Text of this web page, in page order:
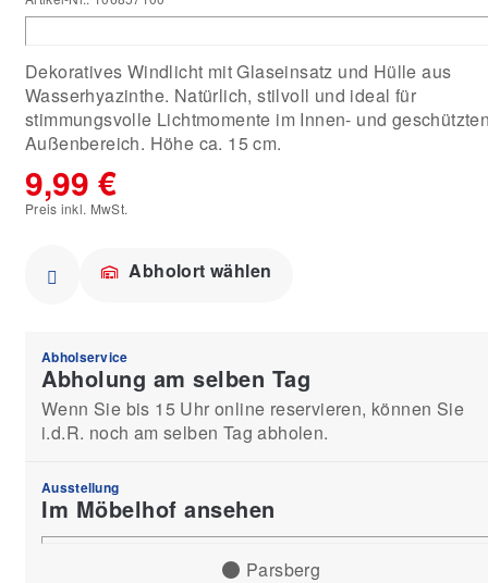
Dekoratives Windlicht mit Glaseinsatz und Hülle aus
Wasserhyazinthe. Natürlich, stilvoll und ideal für
stimmungsvolle Lichtmomente im Innen- und
Außenbereich. Höhe ca. 15 cm.
9,99 €
Preis inkl. MwSt.
Abholort wählen
Abholservice
Abholung am selben Tag
Wenn Sie bis 15 Uhr online reservieren, können Sie
i.d.R. noch am selben Tag abholen.
Ausstellung
Im Möbelhof ansehen
Parsberg